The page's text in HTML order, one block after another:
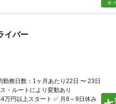
イバー
務日数：1ヶ月あたり22日 〜 23日
・ルートにより変動あり
44万円以上スタート ✅ 月8～9日休み